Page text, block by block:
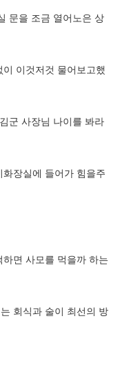
문을 조금 열어노은 상
이것저것 물어보고했
군 사장님 나이를 봐라
장실에 들어가 힘을주
면 사모를 먹을까 하는
회식과 술이 최선의 방